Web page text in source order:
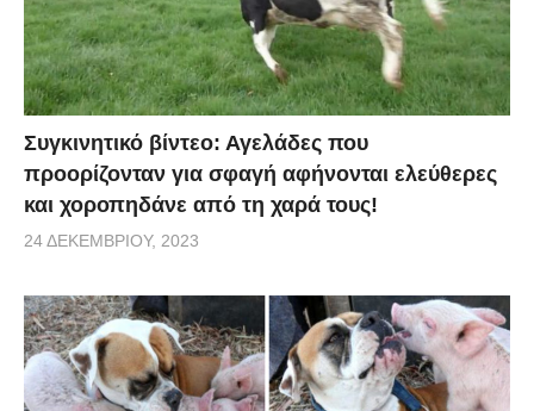
Συγκινητικό βίντεο: Αγελάδες που
προορίζονταν για σφαγή αφήνονται ελεύθερες
και χοροπηδάνε από τη χαρά τους!
24 ΔΕΚΕΜΒΡΊΟΥ, 2023